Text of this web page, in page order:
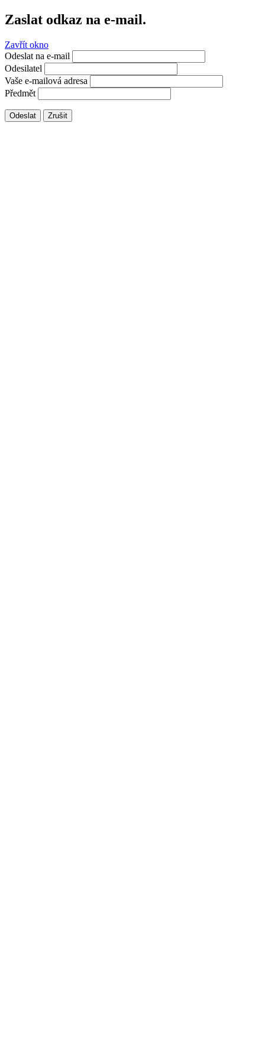
Zaslat odkaz na e-mail.
Zavřít okno
Odeslat na e-mail
Odesilatel
Vaše e-mailová adresa
Předmět
Odeslat Zrušit